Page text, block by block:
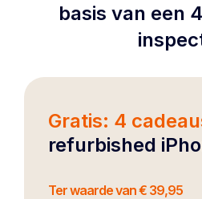
basis van een
Gratis: 4
refurbished
Ter waarde van € 39,95